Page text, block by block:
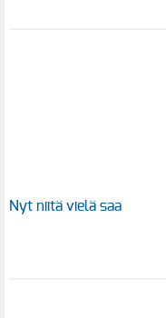
Nyt niitä vielä saa